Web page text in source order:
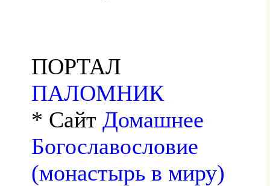
ПОРТАЛ
ПАЛОМНИК
* Сайт Домашнее
Богославословие
(монастырь в миру)